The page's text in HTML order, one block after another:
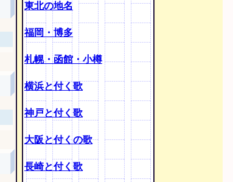
東北の地名
福岡・博多
札幌・函館・小樽
横浜と付く歌
神戸と付く歌
大阪と付くの歌
長崎と付く歌